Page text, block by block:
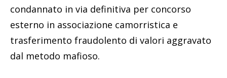
condannato in via definitiva per concorso
esterno in associazione camorristica e
trasferimento fraudolento di valori aggravato
dal metodo mafioso.